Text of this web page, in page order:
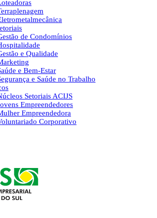
de Condomínios
e Qualidade
e Bem-Estar
e Saúde no Trabalho
Setoriais ACIJS
Empreendedores
Empreendedora
Corporativo